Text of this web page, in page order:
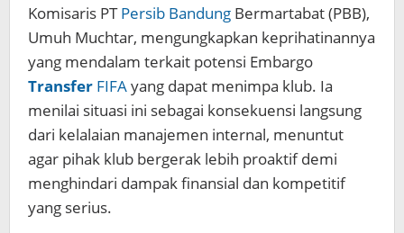
Komisaris PTPersib Bandung Bermartabat (PBB),
Umuh Muchtar, mengungkapkan keprihatinannya
yang mendalam terkait potensi Embargo
Transfer FIFAyang dapat menimpa klub. Ia
menilai situasi ini sebagai konsekuensi langsung
dari kelalaian manajemen internal, menuntut
agar pihak klub bergerak lebih proaktif demi
menghindari dampak finansial dan kompetitif
yang serius.